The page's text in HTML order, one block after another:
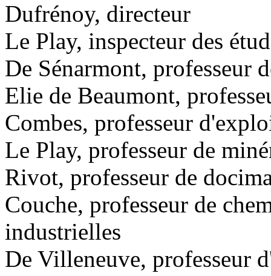
Dufrénoy, directeur
Le Play, inspecteur des
De Sénarmont, professeur
Elie de Beaumont,
Combes, professeur
Le Play, professeur de
Rivot, professeur de
Couche, professeur de
industrielles
De Villeneuve, professeur